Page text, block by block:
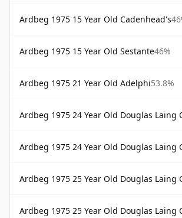
Ardbeg 1975 15 Year Old Cadenhead's
Ardbeg 1975 15 Year Old Sestante46%
Ardbeg 1975 21 Year Old Adelphi53.8%
Ardbeg 1975 24 Year Old Douglas Laing Old
Ardbeg 1975 24 Year Old Douglas Laing Old Malt Cask
Ardbeg 1975 25 Year Old Douglas Laing Old
Ardbeg 1975 25 Year Old Douglas Laing Old Malt Cask